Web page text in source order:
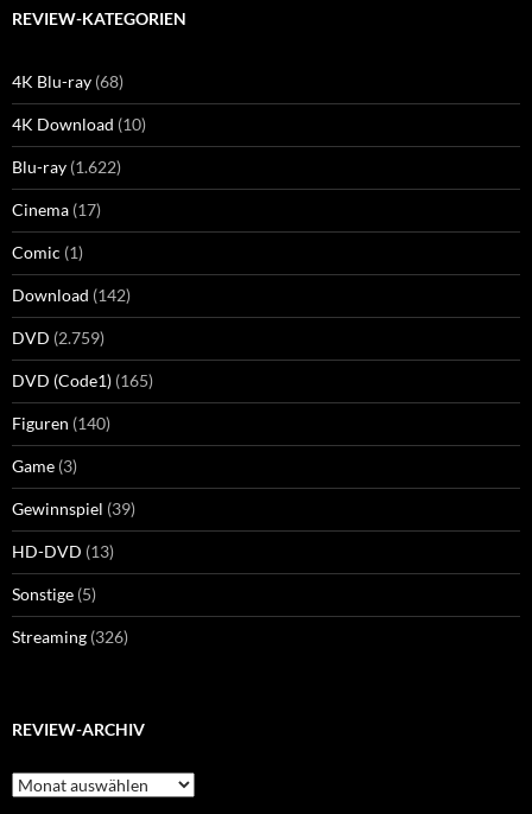
REVIEW-KATEGORIEN
4K Blu-ray (68)
4K Download (10)
Blu-ray (1.622)
Cinema (17)
Comic (1)
Download (142)
DVD (2.759)
DVD (Code1) (165)
Figuren (140)
Game (3)
Gewinnspiel (39)
HD-DVD (13)
Sonstige (5)
Streaming (326)
REVIEW-ARCHIV
Review-
Archiv